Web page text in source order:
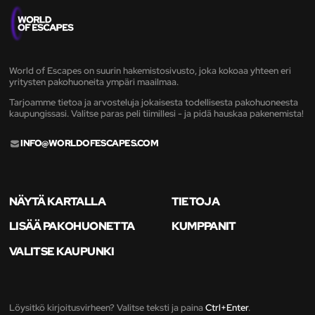
World of Escapes on suurin hakemistosivusto, joka kokoaa yhteen eri
yritysten pakohuoneita ympäri maailmaa.
Tarjoamme tietoa ja arvosteluja jokaisesta todellisesta pakohuoneesta
kaupungissasi. Valitse paras peli tiimillesi - ja pidä hauskaa pakenemista!
INFO@WORLDOFESCAPES.COM
NÄYTÄ KARTALLA
TIETOJA
LISÄÄ PAKOHUONETTA
KUMPPANIT
VALITSE KAUPUNKI
Löysitkö kirjoitusvirheen? Valitse teksti ja paina Ctrl+Enter.